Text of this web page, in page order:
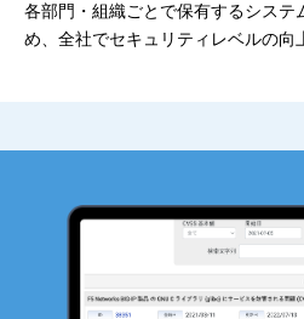
各部門・組織ごとで保有するシステ
め、全社でセキュリティレベルの向